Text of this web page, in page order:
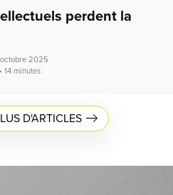
perdent la
2025
14 minutes
D'ARTICLES